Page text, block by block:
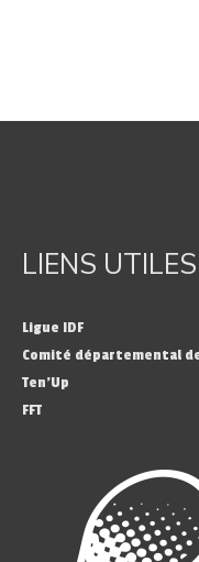
LIENS UTILES
Ligue IDF
Comité départemental
Ten’Up
FFT